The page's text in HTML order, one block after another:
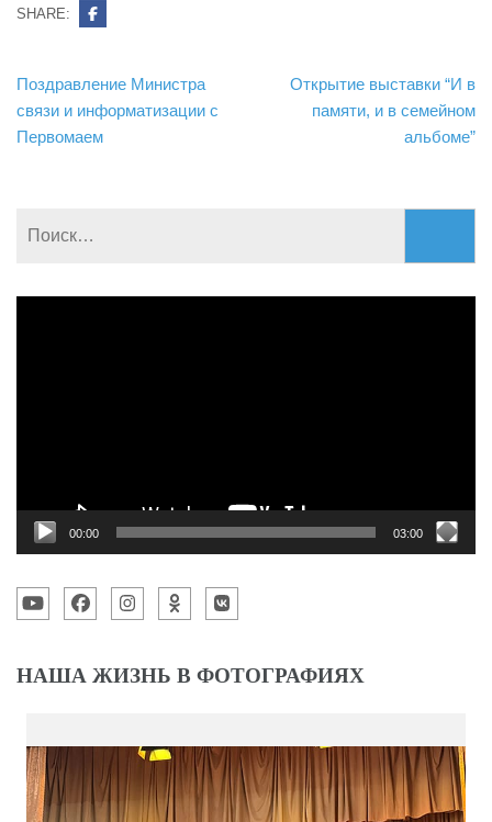
SHARE:
Навигация
по
записям
Поздравление Министра
связи и информатизации с
Первомаем
Открытие выставки “И в
памяти, и в семейном
альбоме”
00:00 03:00
НАША ЖИЗНЬ В ФОТОГРАФИЯХ